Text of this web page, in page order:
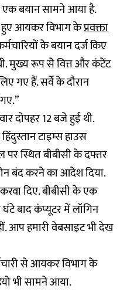
बयान सामने आया है.
हुए आयकर विभाग केप्रवक्ता
के बयान दर्ज किए
मुख्य रूप से वित्त और कंटेंट
गए हैं. सर्वे के दौरान
दोपहर 12 बजे हुई थी.
टाइम्स हाउस
पर स्थित बीबीसी के दफ्तर
बंद करने का आदेश दिया.
दिए. बीबीसी के एक
घंटे बाद कंप्यूटर में लॉगिन
आप हमारी वेबसाइट भी देख
से आयकर विभाग के
भी सामने आया.